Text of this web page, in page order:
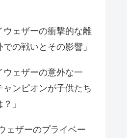
ウェザーの衝撃的な離
の戦いとその影響」
ウェザーの意外な一
ャンピオンが子供たち
」
ェザーのプライベー